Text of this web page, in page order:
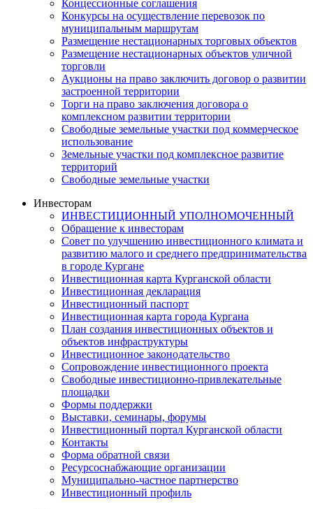
Концессионные соглашения
Конкурсы на осуществление перевозок по
муниципальным маршрутам
Размещение нестационарных торговых объектов
Размещение нестационарных объектов уличной
торговли
Аукционы на право заключить договор о развитии
застроенной территории
Торги на право заключения договора о
комплексном развитии территории
Свободные земельные участки под коммерческое
использование
Земельные участки под комплексное развитие
территорий
Свободные земельные участки
Инвесторам
ИНВЕСТИЦИОННЫЙ УПОЛНОМОЧЕННЫЙ
Обращение к инвесторам
Совет по улучшению инвестиционного климата и
развитию малого и среднего предпринимательства
в городе Кургане
Инвестиционная карта Курганской области
Инвестиционная декларация
Инвестиционный паспорт
Инвестиционная карта города Кургана
План создания инвестиционных объектов и
объектов инфраструктуры
Инвестиционное законодательство
Сопровождение инвестиционного проекта
Свободные инвестиционно-привлекательные
площадки
Формы поддержки
Выставки, семинары, форумы
Инвестиционный портал Курганской области
Контакты
Форма обратной связи
Ресурсоснабжающие организации
Муниципально-частное партнерство
Инвестиционный профиль